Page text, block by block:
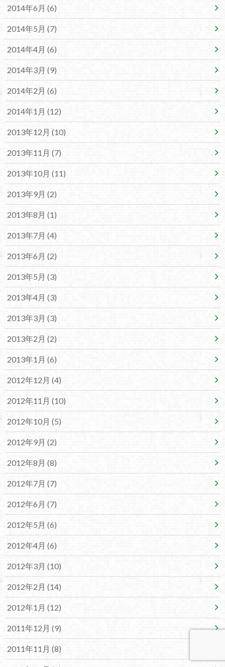
2014年6月 (6)
2014年5月 (7)
2014年4月 (6)
2014年3月 (9)
2014年2月 (6)
2014年1月 (12)
2013年12月 (10)
2013年11月 (7)
2013年10月 (11)
2013年9月 (2)
2013年8月 (1)
2013年7月 (4)
2013年6月 (2)
2013年5月 (3)
2013年4月 (3)
2013年3月 (3)
2013年2月 (2)
2013年1月 (6)
2012年12月 (4)
2012年11月 (10)
2012年10月 (5)
2012年9月 (2)
2012年8月 (8)
2012年7月 (7)
2012年6月 (7)
2012年5月 (6)
2012年4月 (6)
2012年3月 (10)
2012年2月 (14)
2012年1月 (12)
2011年12月 (9)
2011年11月 (8)